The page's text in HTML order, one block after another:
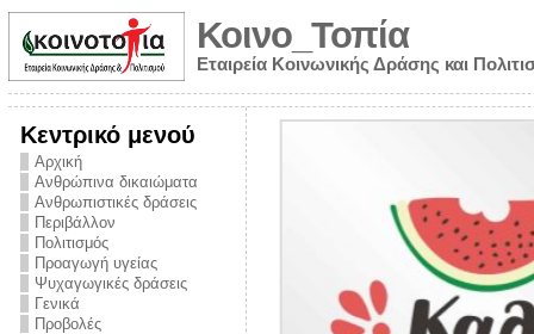
Κοινο_Τοπία
Εταιρεία Κοινωνικής Δράσης και
Κεντρικό μενού
Αρχική
Ανθρώπινα δικαιώματα
Ανθρωπιστικές δράσεις
Περιβάλλον
Πολιτισμός
Προαγωγή υγείας
Ψυχαγωγικές δράσεις
Γενικά
Προβολές